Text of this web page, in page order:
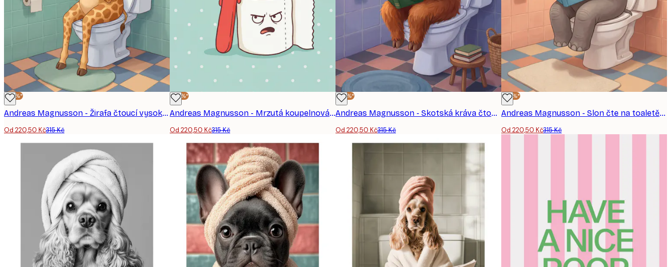
-30%*
Andreas Magnusson - Žirafa čtoucí vysoké myšlenky plakát
Od 220,50 Kč315 Kč
-30%*
Andreas Magnusson - Mrzutá koupelnová řeč Plakát
Od 220,50 Kč315 Kč
-30%*
Andreas Magnusson - Skotská kráva čtoucí filozofii plakát
Od 220,50 Kč315 Kč
-30%*
Andreas Magnusson - Slon čte na toaletě Plakát
Od 220,50 Kč315 Kč